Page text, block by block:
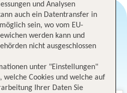
und Analysen
auch ein Datentransfer in
sein, wo vom EU-
werden kann und
nicht ausgeschlossen
unter "Einstellungen"
welche Cookies und welche auf
Ihrer Daten Sie